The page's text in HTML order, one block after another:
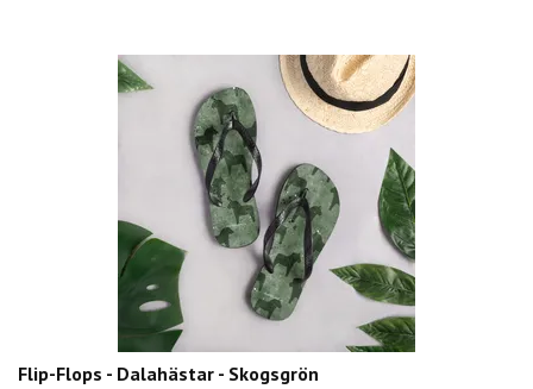
Flip-Flops - Dalahästar - Skogsgrön